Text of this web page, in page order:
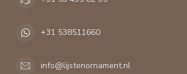
+31 538511660
info@lijstenornament.nl